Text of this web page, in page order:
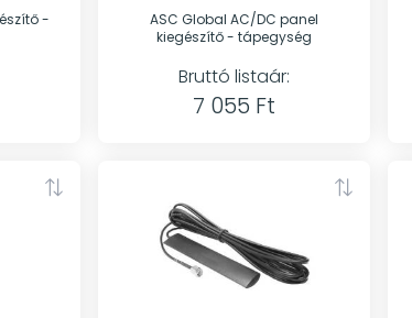
ASC Global AC/DC panel
kiegészítő - tápegység
Bruttó listaár:
7 055 Ft